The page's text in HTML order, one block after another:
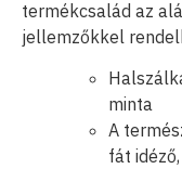
termékcsalád az
jellemzőkkel
minta
A
fát idéző,